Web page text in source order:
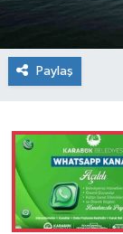
Paylaş
Tokat
Yaşam